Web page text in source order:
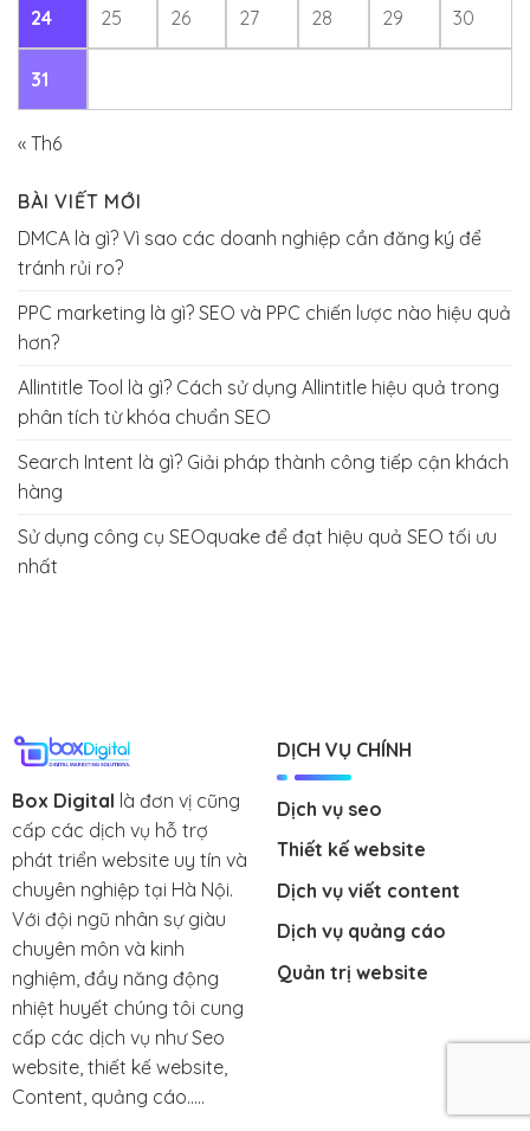
24 25 26 27 28 29 30
31
« Th6
BÀI VIẾT MỚI
DMCA là gì? Vì sao các doanh nghiệp cần đăng ký để
tránh rủi ro?
PPC marketing là gì? SEO và PPC chiến lược nào hiệu quả
hơn?
Allintitle Tool là gì? Cách sử dụng Allintitle hiệu quả trong
phân tích từ khóa chuẩn SEO
Search Intent là gì? Giải pháp thành công tiếp cận khách
hàng
Sử dụng công cụ SEOquake để đạt hiệu quả SEO tối ưu
nhất
Box Digital là đơn vị cũng
cấp các dịch vụ hỗ trợ
phát triển website uy tín và
chuyên nghiệp tại Hà Nội.
Với đội ngũ nhân sự giàu
chuyên môn và kinh
nghiệm, đầy năng động
nhiệt huyết chúng tôi cung
cấp các dịch vụ như Seo
website, thiết kế website,
Content, quảng cáo.....
DỊCH VỤ CHÍNH
Dịch vụ seo
Thiết kế website
Dịch vụ viết content
Dịch vụ quảng cáo
Quản trị website